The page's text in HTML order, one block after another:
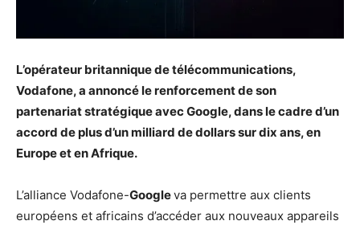
L’opérateur britannique de télécommunications,
Vodafone, a annoncé le renforcement de son
partenariat stratégique avec Google, dans le cadre d’un
accord de plus d’un milliard de dollars sur dix ans, en
Europe et en Afrique.
L’alliance Vodafone-Googleva permettre aux clients
européens et africains d’accéder aux nouveaux appareils